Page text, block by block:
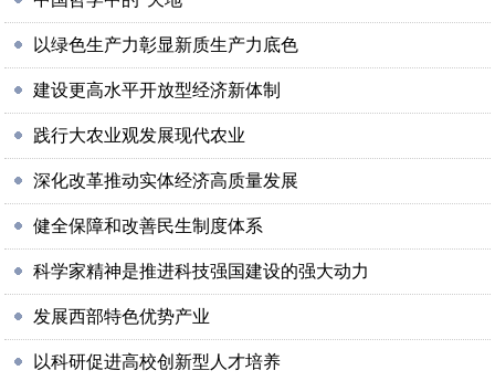
以绿色生产力彰显新质生产力底色
建设更高水平开放型经济新体制
践行大农业观发展现代农业
深化改革推动实体经济高质量发展
健全保障和改善民生制度体系
科学家精神是推进科技强国建设的强大动力
发展西部特色优势产业
以科研促进高校创新型人才培养